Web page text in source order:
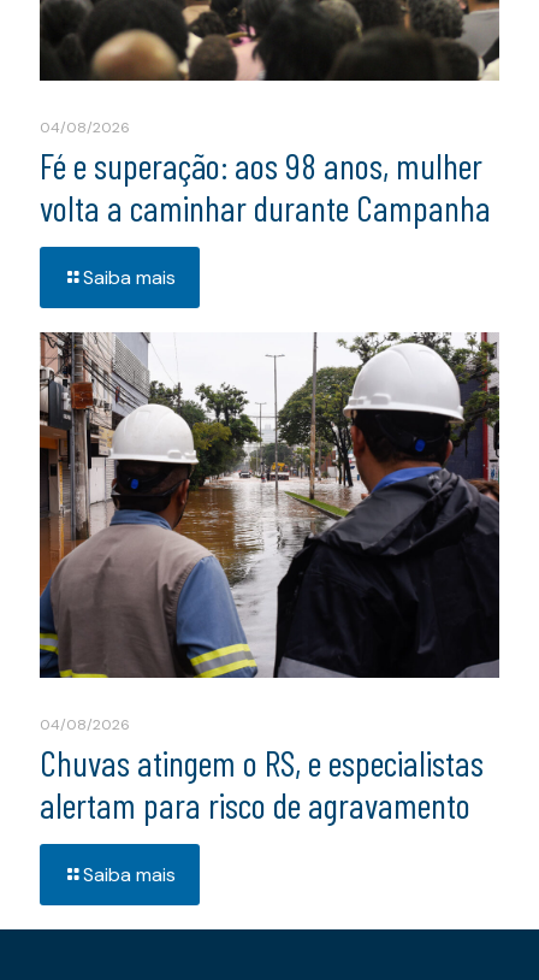
04/08/2026
Fé e superação: aos 98 anos, mulher
volta a caminhar durante Campanha
Saiba mais
04/08/2026
Chuvas atingem o RS, e especialistas
alertam para risco de agravamento
Saiba mais